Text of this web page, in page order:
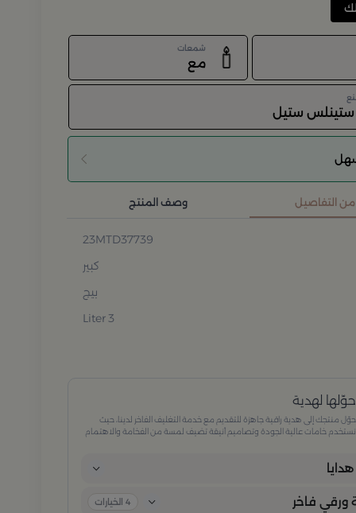
شمعات
مع
ستينلس ستيل
سهل
من التفاصيل
23MTD37739
كبير
بيج
3 Liter
وصف المنتج
حوّلها لهدية
حوّل منتجك إلى هدية راقية جاهزة للتقديم مع خدمة التغليف الفاخر لدينا، حيث
نستخدم خامات عالية الجودة وتصاميم أنيقة تضيف لمسة من الفخامة والاهتمام
فاخر 4الخيارات